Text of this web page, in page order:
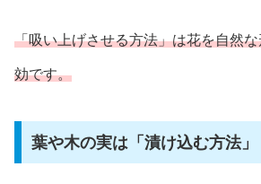
「吸い上げさせる方法」は花を自然
効です。
葉や木の実は「漬け込む方法」